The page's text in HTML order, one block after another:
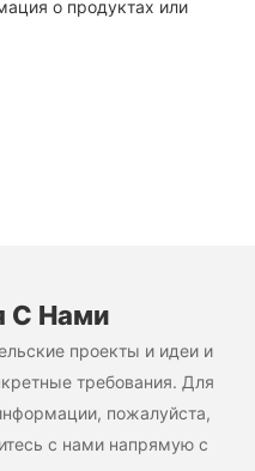
о продуктах или
С Нами
проекты и идеи и
требования. Для
пожалуйста,
с нами напрямую с